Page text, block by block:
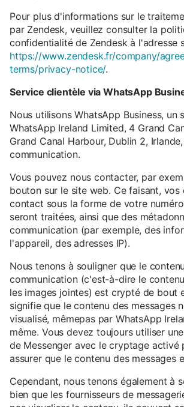
Pour plus d'informations sur le
par Zendesk, veuillez consulter la
confidentialité de Zendesk à l'adresse
https://www.zendesk.fr/company/
terms/privacy-notice/.
Service clientèle via WhatsApp
Nous utilisons WhatsApp Business, un
WhatsApp Ireland Limited, 4 Grand
Grand Canal Harbour, Dublin 2,
communication.
Vous pouvez nous contacter, par
bouton sur le site web. Ce faisant, vos
contact sous la forme de votre
seront traitées, ainsi que des
communication (par exemple, des
l'appareil, des adresses IP).
Nous tenons à souligner que le
communication (c'est-à-dire le
les images jointes) est crypté de bout
signifie que le contenu des messages
visualisé, mêmepas par WhatsApp
même. Vous devez toujours utiliser
de Messenger avec le cryptage activé
assurer que le contenu des messages
Cependant, nous tenons également à
bien que les fournisseurs de